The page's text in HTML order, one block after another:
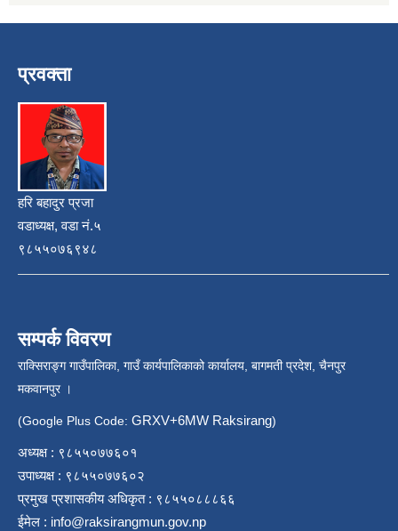
प्रवक्ता
हरि बहादुर प्रजा
वडाध्यक्ष, वडा नं.५
९८५५०७६९४८
सम्पर्क विवरण
राक्सिराङ्ग गाउँपालिका, गाउँ कार्यपालिकाको कार्यालय, बागमती प्रदेश, चैनपुर
मकवानपुर ।
(Google Plus Code: GRXV+6MW Raksirang)
अध्यक्ष : ९८५५०७७६०१
उपाध्यक्ष : ९८५५०७७६०२
प्रमुख प्रशासकीय अधिकृत : ९८५५०८८८६६
ईमेल : info@raksirangmun.gov.np